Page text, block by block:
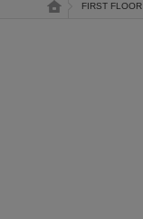
トップページ
FIRST FLOOR